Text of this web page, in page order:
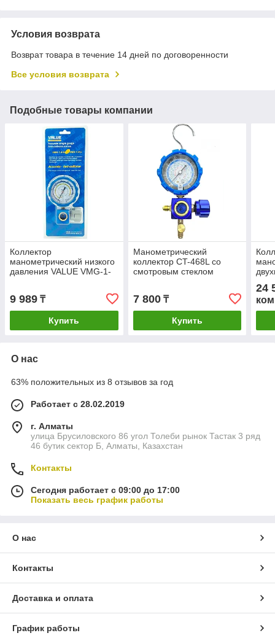
Условия возврата
Возврат товара в течение 14 дней по договоренности
Все условия возврата
Подобные товары компании
Коллектор
манометрический низкого
давления VALUE VMG-1-
9 989 ₸
Купить
Манометрический
коллектор CT-468L со
смотровым стеклом
7 800₸
Купить
3
24
О нас
63% положительных из 8 отзывов за год
Работает с 28.02.2019
г. Алматы
улица Брусиловского 86 угол Толеби рынок Тастак 3 ряд
46 бутик сектор Б, Алматы, Казахстан
Контакты
Сегодня работает с 09:00 до 17:00
Показать весь график работы
О нас
Контакты
Доставка и оплата
График работы